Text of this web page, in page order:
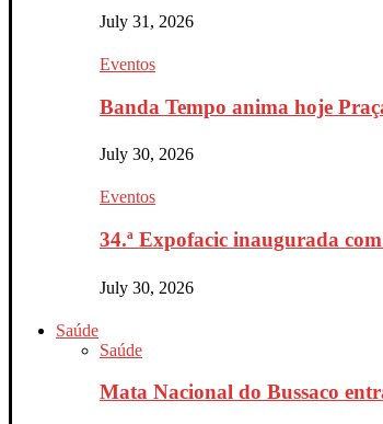
July 31, 2026
Eventos
Banda Tempo anima hoje
July 30, 2026
Eventos
34.ª Expofacic inaugurada
July 30, 2026
Saúde
Saúde
Mata Nacional do Bussaco